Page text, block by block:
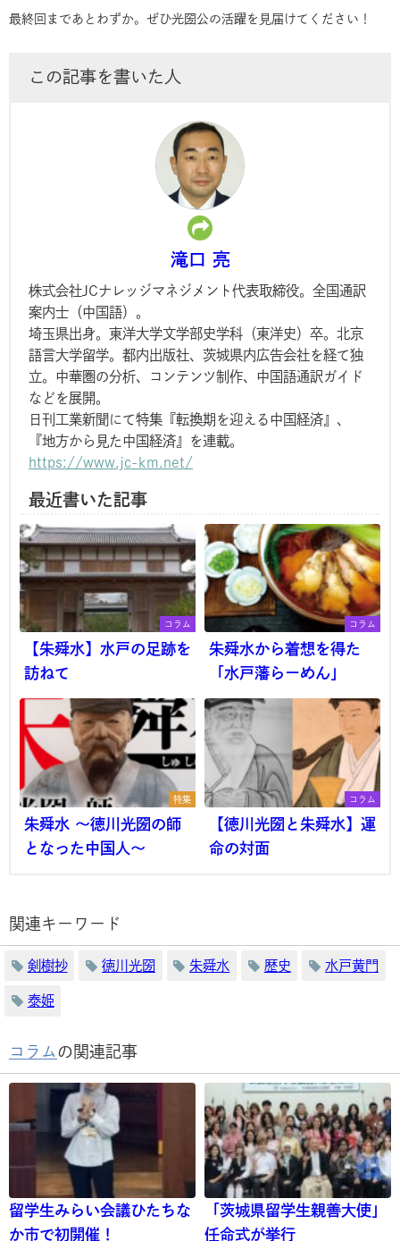
最終回まであとわずか。ぜひ光圀公の活躍を見届けてください！
この記事を書いた人
滝口 亮
株式会社JCナレッジマネジメント代表取締役。全国通訳
案内士（中国語）。
埼玉県出身。東洋大学文学部史学科（東洋史）卒。北京
語言大学留学。都内出版社、茨城県内広告会社を経て独
立。中華圏の分析、コンテンツ制作、中国語通訳ガイド
などを展開。
日刊工業新聞にて特集『転換期を迎える中国経済』、
『地方から見た中国経済』を連載。
https://www.jc-km.net/
最近書いた記事
コラム
【朱舜水】水戸の足跡を
訪ねて
コラム
朱舜水から着想を得た
「水戸藩らーめん」
特集
朱舜水 ～徳川光圀の師
となった中国人～
コラム
【徳川光圀と朱舜水】運
命の対面
関連キーワード
剣樹抄 徳川光圀 朱舜水 歴史 水戸黄門
泰姫
コラム の関連記事
留学生みらい会議ひたちな
か市で初開催！
「茨城県留学生親善大使」
任命式が挙行